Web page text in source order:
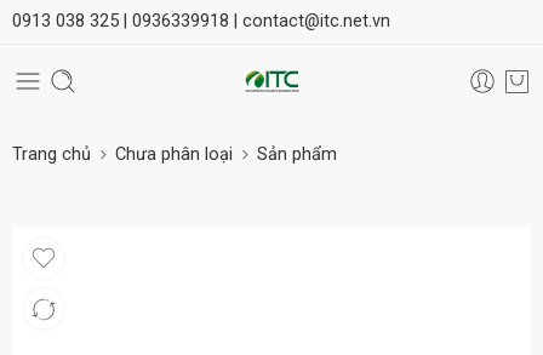
0913 038 325 | 0936339918 | contact@itc.net.vn
Trang chủ Chưa phân loại Sản phẩm